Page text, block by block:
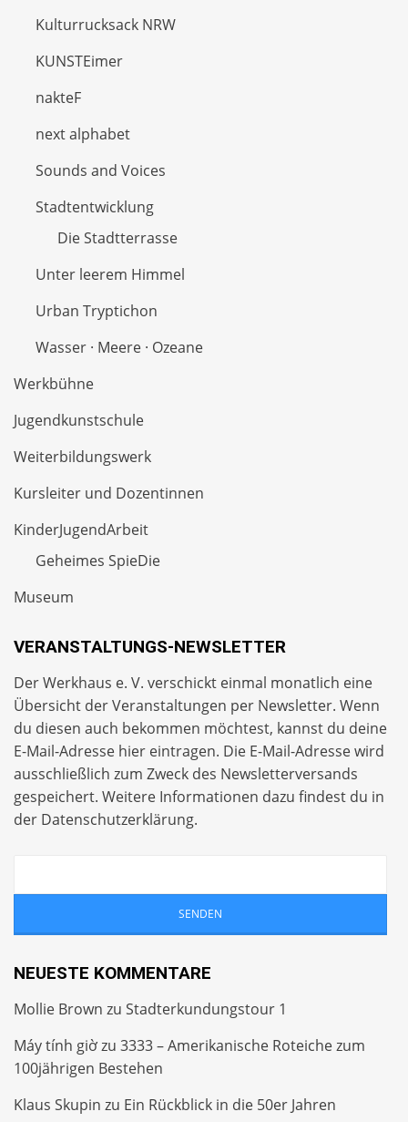
Kulturrucksack NRW
KUNSTEimer
nakteF
next alphabet
Sounds and Voices
Stadtentwicklung
Die Stadtterrasse
Unter leerem Himmel
Urban Tryptichon
Wasser · Meere · Ozeane
Werkbühne
Jugendkunstschule
Weiterbildungswerk
Kursleiter und Dozentinnen
KinderJugendArbeit
Geheimes SpieDie
Museum
VERANSTALTUNGS-NEWSLETTER
Der Werkhaus e. V. verschickt einmal monatlich eine
Übersicht der Veranstaltungen per Newsletter. Wenn
du diesen auch bekommen möchtest, kannst du deine
E-Mail-Adresse hier eintragen. Die E-Mail-Adresse wird
ausschließlich zum Zweck des Newsletterversands
gespeichert. Weitere Informationen dazu findest du in
der Datenschutzerklärung.
NEUESTE KOMMENTARE
Mollie Brown zu Stadterkundungstour 1
Máy tính giờzu 3333 – Amerikanische Roteiche zum
100jährigen Bestehen
Klaus Skupin zu Ein Rückblick in die 50er Jahren